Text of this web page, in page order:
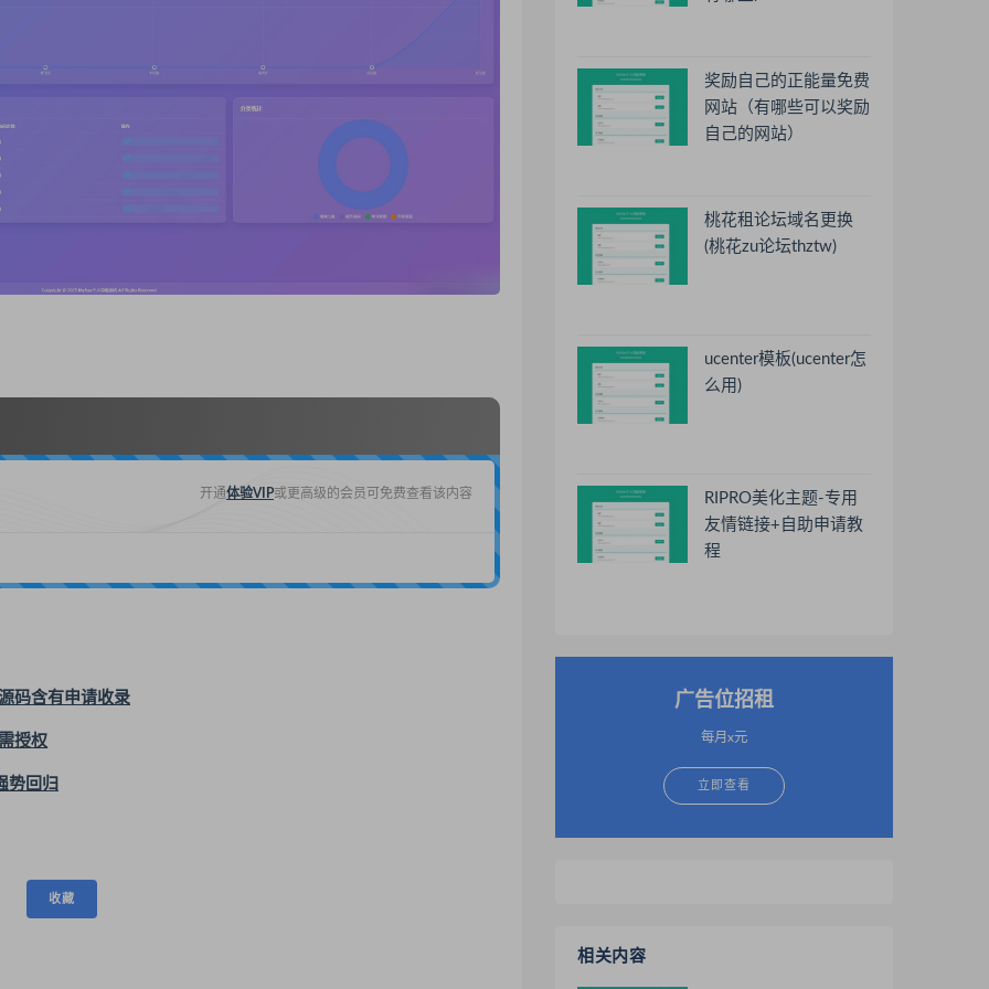
开通体验VIP或更高级的会员可免费查看该内容
码含有申请收录
授权
势回归
收藏
奖励自己的正能量免费
网站（有哪些可以奖励
自己的网站）
桃花租论坛域名更换
(桃花zu论坛thztw)
ucenter模板(ucenter怎
么用)
RIPRO美化主题-专用
友情链接+自助申请教
程
广告位招租
每月x元
立即查看
相关内容